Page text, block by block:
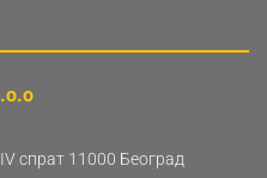
спрат 11000 Београд